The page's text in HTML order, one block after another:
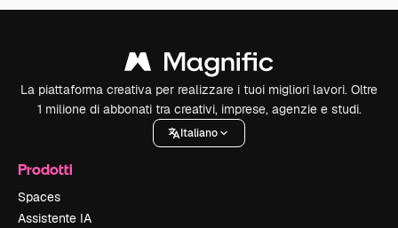
La piattaforma creativa per realizzare i tuoi migliori lavori. Oltre
1 milione di abbonati tra creativi, imprese, agenzie e studi.
Italiano
Prodotti
Spaces
Assistente IA